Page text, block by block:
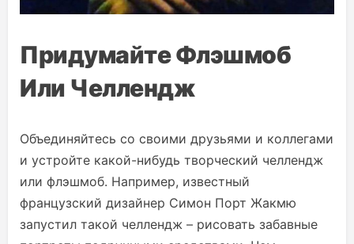
Придумайте Флэшмоб
Или Челлендж
Объединяйтесь со своими друзьями и коллегами
и устройте какой-нибудь творческий челлендж
или флэшмоб. Например, известный
французский дизайнер Симон Порт Жакмю
запустил такой челлендж – рисовать забавные